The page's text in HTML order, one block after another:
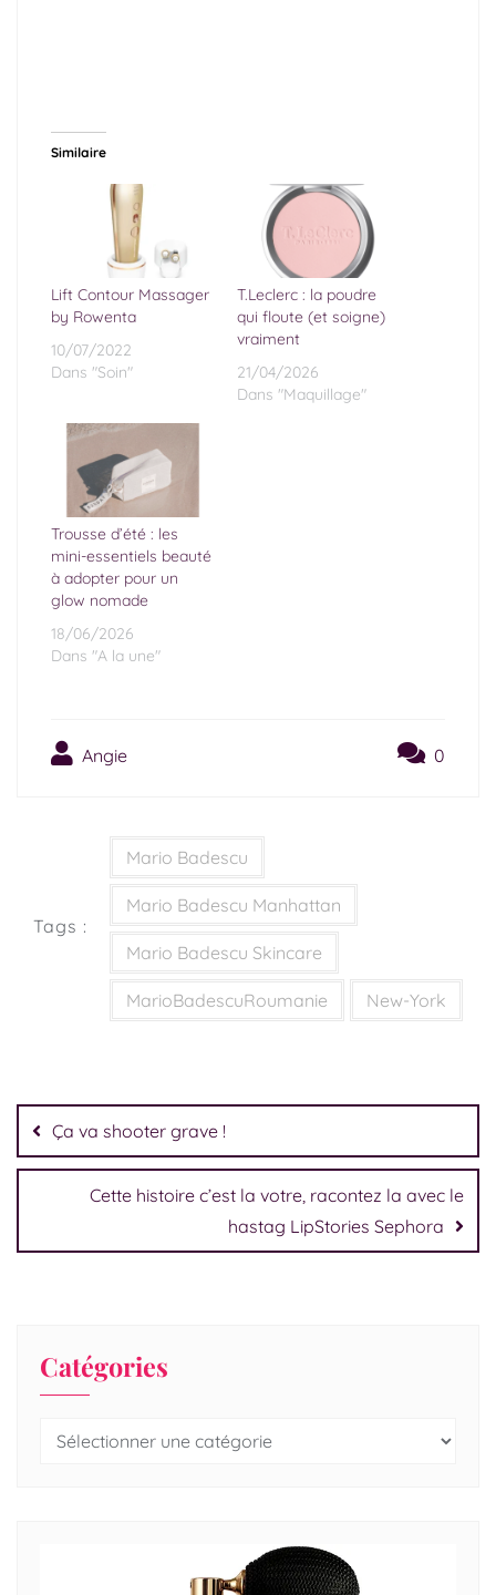
Similaire
Lift Contour Massager
by Rowenta
10/07/2022
Dans "Soin"
T.Leclerc : la poudre
qui floute (et soigne)
vraiment
21/04/2026
Dans "Maquillage"
Trousse d’été : les
mini-essentiels beauté
à adopter pour un
glow nomade
18/06/2026
Dans "A la une"
Angie 0
Tags :
Mario Badescu
Mario Badescu Manhattan
Mario Badescu Skincare
MarioBadescuRoumanie New-York
Ça va shooter grave !
Cette histoire c’est la votre, racontez la avec le
hastag LipStories Sephora
Catégories